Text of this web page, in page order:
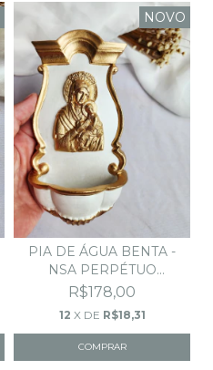
NOVO
PIA DE ÁGUA BENTA -
NSA PERPÉTUO
SOCORRO
R$178,00
12 X DE R$18,31